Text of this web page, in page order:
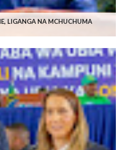
LIGANGA NA MCHUCHUMA